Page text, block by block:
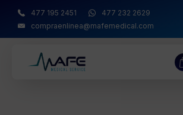
477 195 2451
477 232 2629
compraenlinea@mafemedical.com